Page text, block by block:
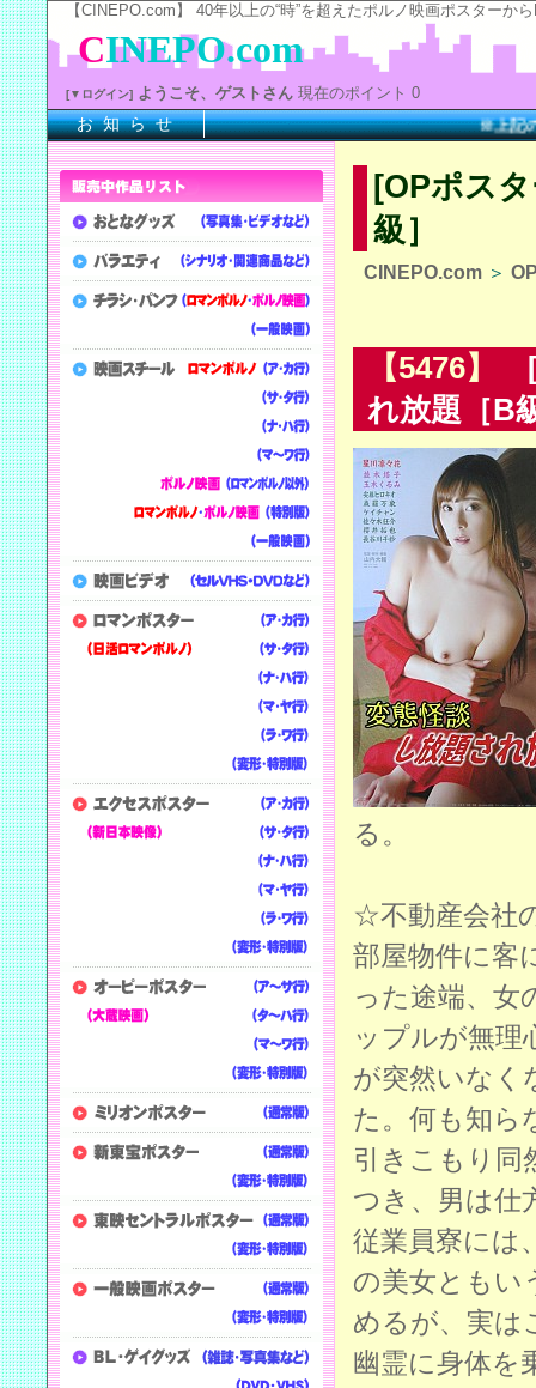
【CINEPO.com】 40年以上の“時”を超えたポルノ映画ポスター
[OPポス
級］
CINEPO.com ＞
【5476】
れ放題［B
る。
☆不動産会社
部屋物件に客
った途端、女
ップルが無理
が突然いなく
た。何も知ら
引きこもり同
つき、男は仕
従業員寮には
の美女ともい
めるが、実は
幽霊に身体
※上記の『
CINEPO.com
[▼ログイン] ようこそ、ゲストさん 現在のポイント 0
お 知 ら せ